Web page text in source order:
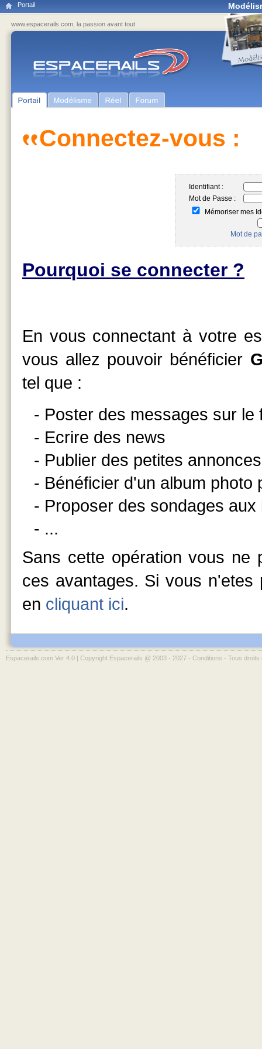
Portail
www.espacerails.com, la passion avant tout
Connectez-vous :
Identifiant :
Mot de Passe :
Mémoriser mes
Mot de
Pourquoi se connecter ?
En vous connectant à votre
vous allez pouvoir bénéficier
tel que :
- Poster des messages sur le
- Ecrire des news
- Publier des petites annonces
- Bénéficier d'un album
- Proposer des sondages aux
- ...
Sans cette opération vous ne
ces avantages. Si vous
en cliquant ici.
Espacerails.com Ver 4.0 | Copyright Espacerails @ 2003 - 2027 - Conditions - Tous droits